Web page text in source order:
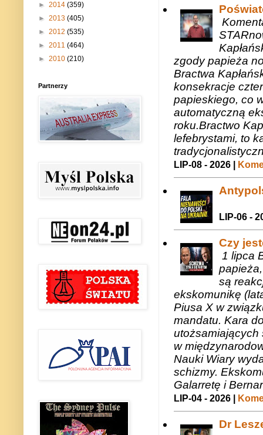
zgody papieża
Bractwa
konsekracje
papieskiego, co
automatyczną
roku.Bractwo
lefebrystami, to
LIP-08 - 2026 |
LIP-06 -
Czy
1 lipca
są
ekskomunikę
Piusa X w
mandatu. Kara
utożsamiających
w
Nauki Wiary
schizmy.
Galarretę i
LIP-04 - 2026 |
Dr
► 2014 (359)
► 2013 (405)
► 2012 (535)
► 2011 (464)
► 2010 (210)
Partnerzy